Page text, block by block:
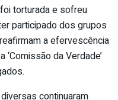
torturada e sofreu
participado dos grupos
a efervescência
da Verdade’
continuaram